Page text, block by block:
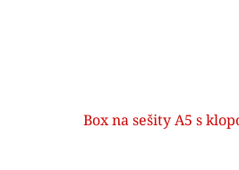
Box na sešity A5 s